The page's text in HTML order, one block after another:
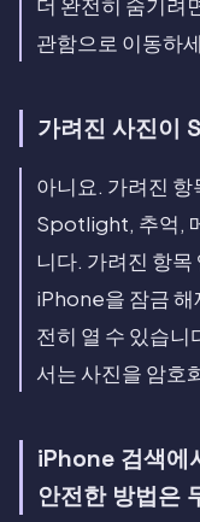
더 완전히 숨기려
관함으로 이동하
가려진 사진이
아니요. 가려진
Spotlight, 추억,
니다. 가려진 항목
iPhone을 잠금 해
전히 열 수 있습니
서는 사진을 암호
iPhone 검색에
안전한 방법은